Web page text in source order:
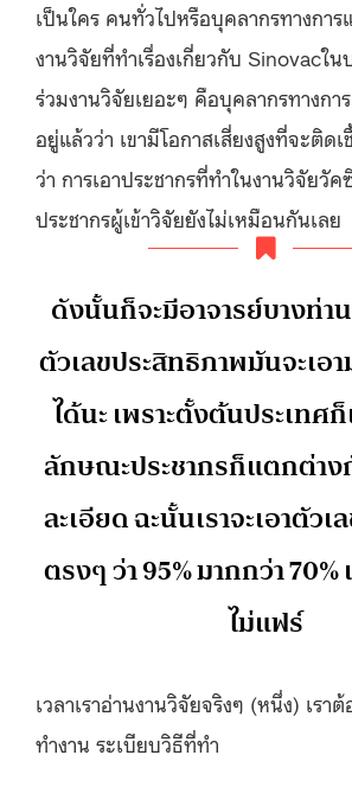
เป็นใคร คนทั่วไปหรือบุคลากรทางกา
งานวิจัยที่ทำเรื่องเกี่ยวกับ Sinovacใน
ร่วมงานวิจัยเยอะๆ คือบุคลากรทางกา
อยู่แล้วว่า เขามีโอกาสเสี่ยงสูงที่จะติด
ว่า การเอาประชากรที่ทำในงานวิจัยวั
ประชากรผู้เข้าวิจัยยังไม่เหมือนกันเลย
ดังนั้นก็จะมีอาจารย์บางท่
ตัวเลขประสิทธิภาพมันจะเอ
ได้นะ เพราะตั้งต้นประเท
ลักษณะประชากรก็แตกต่าง
ละเอียด ฉะนั้นเราจะเอาตัว
ตรงๆ ว่า 95% มากกว่า 70%
ไม่แฟร์
เวลาเราอ่านงานวิจัยจริงๆ (หนึ่ง) เรา
ทำงาน ระเบียบวิธีที่ทำ